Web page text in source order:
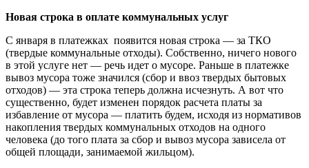
Новая строка в оплате коммунальных услуг
С января в платежках появится новая строка — за ТКО
(твердые коммунальные отходы). Собственно, ничего нового
в этой услуге нет — речь идет о мусоре. Раньше в платежке
вывоз мусора тоже значился (сбор и ввоз твердых бытовых
отходов) — эта строка теперь должна исчезнуть. А вот что
существенно, будет изменен порядок расчета платы за
избавление от мусора — платить будем, исходя из нормативов
накопления твердых коммунальных отходов на одного
человека (до того плата за сбор и вывоз мусора зависела от
общей площади, занимаемой жильцом).